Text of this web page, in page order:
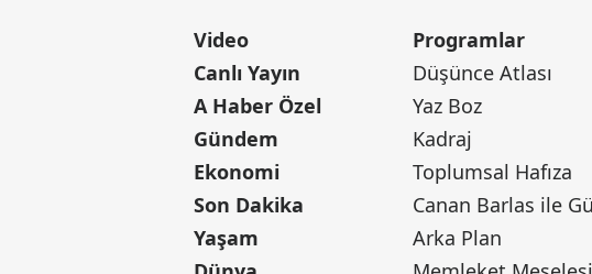
Video
Canlı Yayın
A Haber Özel
Gündem
Ekonomi
Son Dakika
Yaşam
Programlar
Düşünce Atlası
Yaz Boz
Kadraj
Toplumsal Hafıza
Arka Plan